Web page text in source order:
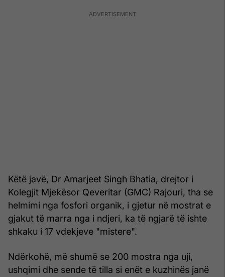
Këtë javë, Dr Amarjeet Singh Bhatia, drejtor i
Kolegjit Mjekësor Qeveritar (GMC) Rajouri, tha se
helmimi nga fosfori organik, i gjetur në mostrat e
gjakut të marra nga i ndjeri, ka të ngjarë të ishte
shkaku i 17 vdekjeve "mistere".
Ndërkohë, më shumë se 200 mostra nga uji,
ushqimi dhe sende të tilla si enët e kuzhinës janë